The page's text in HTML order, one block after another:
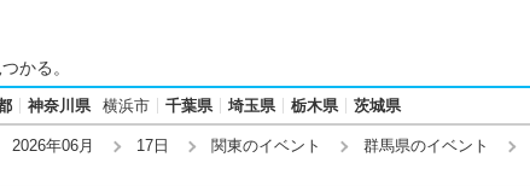
かる。
神奈川県 横浜市 千葉県 埼玉県 栃木県 茨城県
2026年06月 17日 関東のイベント 群馬県のイベント